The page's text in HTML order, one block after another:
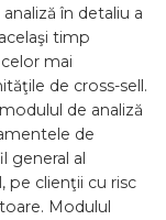
în detaliu a
timp
mai
de cross-sell.
de analiză
de
general al
pe clienţii cu risc
Modulul